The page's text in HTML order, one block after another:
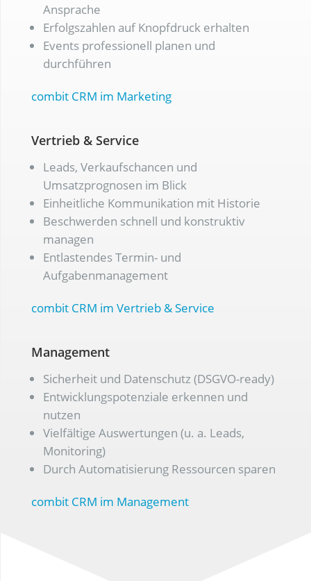
Ansprache
Erfolgszahlen auf Knopfdruck erhalten
Events professionell planen und
durchführen
combit CRM im Marketing
Vertrieb & Service
Leads, Verkaufschancen und
Umsatzprognosen im Blick
Einheitliche Kommunikation mit Historie
Beschwerden schnell und konstruktiv
managen
Entlastendes Termin- und
Aufgabenmanagement
combit CRM im Vertrieb & Service
Management
Sicherheit und Datenschutz (DSGVO-ready)
Entwicklungspotenziale erkennen und
nutzen
Vielfältige Auswertungen (u. a. Leads,
Monitoring)
Durch Automatisierung Ressourcen sparen
combit CRM im Management